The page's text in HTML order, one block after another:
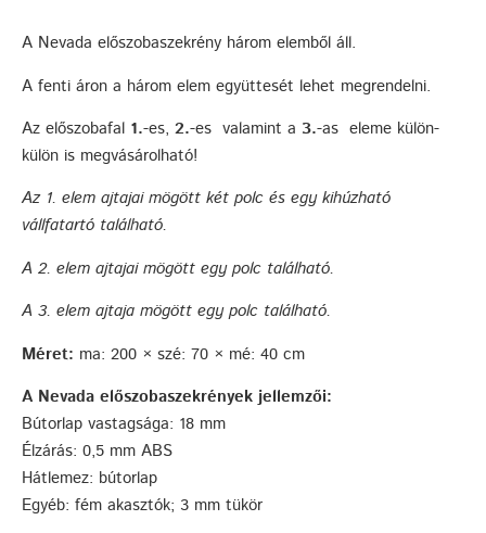
A Nevada előszobaszekrény három elemből áll.
A fenti áron a három elem együttesét lehet megrendelni.
Az előszobafal 1.-es, 2.-es valamint a 3.-as eleme külön-
külön is megvásárolható!
Az 1. elem ajtajai mögött két polc és egy kihúzható
vállfatartó található.
A 2. elem ajtajai mögött egy polc található.
A 3. elem ajtaja mögött egy polc található.
Méret: ma: 200 × szé: 70 × mé: 40 cm
A Nevada előszobaszekrények jellemzői:
Bútorlap vastagsága: 18 mm
Élzárás: 0,5 mm ABS
Hátlemez: bútorlap
Egyéb: fém akasztók; 3 mm tükör